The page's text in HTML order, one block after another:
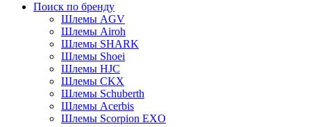
Поиск по бренду
Шлемы AGV
Шлемы Airoh
Шлемы SHARK
Шлемы Shoei
Шлемы HJC
Шлемы CKX
Шлемы Schuberth
Шлемы Acerbis
Шлемы Scorpion EXO